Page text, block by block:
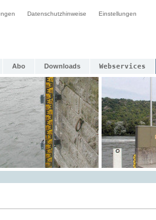
Datenschutzhinweise Einstellungen
Abo Downloads Webservices